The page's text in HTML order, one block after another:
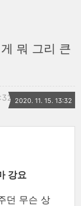
뭐 그리 큰
2020. 11. 15. 13:32
강요
던 무슨 상